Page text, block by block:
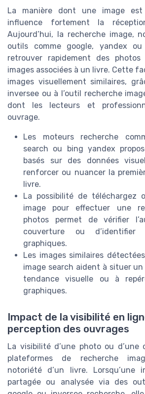
La manière dont une image
influence fortement la
Aujourd’hui, la recherche image,
outils comme google, yandex
retrouver rapidement des
images associées à un livre. Cette
images visuellement similaires,
inversee ou à l’outil recherche
dont les lecteurs et
ouvrage.
Les moteurs recherche
search ou bing yandex
basés sur des données
renforcer ou nuancer la
livre.
La possibilité de téléchargez
image pour effectuer une
photos permet de vérifier
couverture ou d’identifier
graphiques.
Les images similaires
image search aident à situer
tendance visuelle ou à
graphiques.
Impact de la visibilité en
perception des ouvrages
La visibilité d’une photo ou d’une
plateformes de recherche
notoriété d’un livre. Lorsqu’une
partagée ou analysée via des